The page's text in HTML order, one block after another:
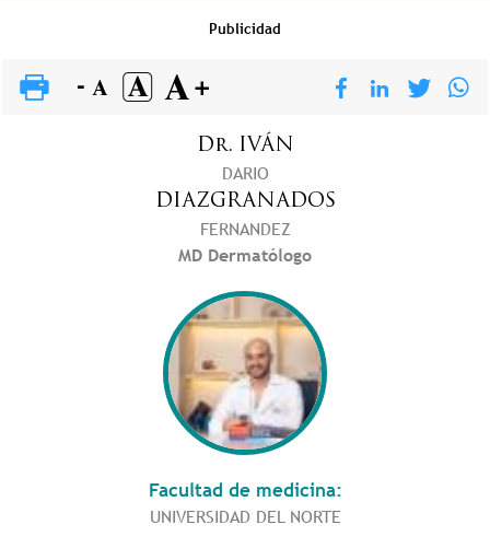
Publicidad
Dr. IVÁN
DARIO
DIAZGRANADOS
FERNANDEZ
MD Dermatólogo
Facultad de medicina:
UNIVERSIDAD DEL NORTE